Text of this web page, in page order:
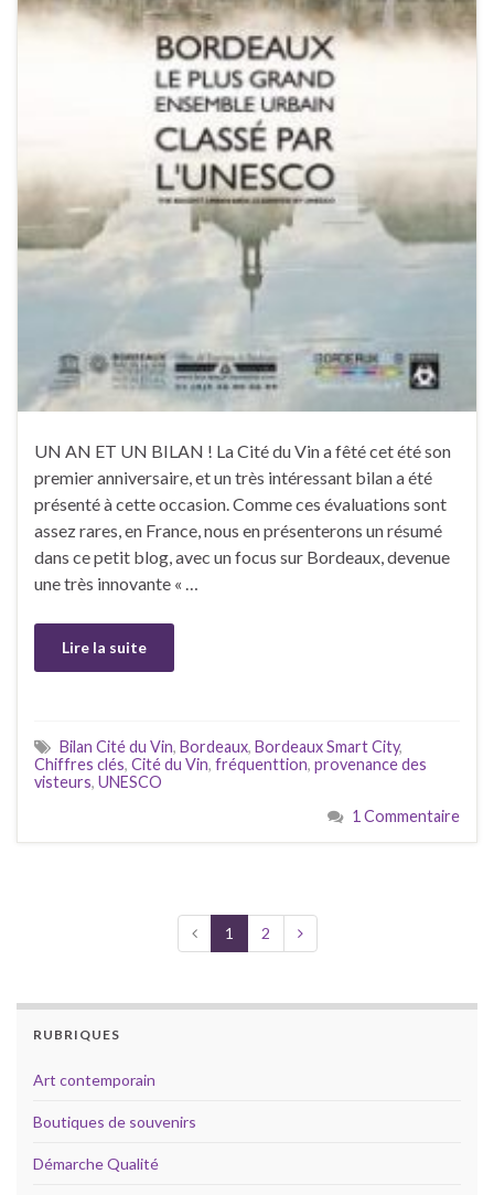
UN AN ET UN BILAN ! La Cité du Vin a fêté cet été son
premier anniversaire, et un très intéressant bilan a été
présenté à cette occasion. Comme ces évaluations sont
assez rares, en France, nous en présenterons un résumé
dans ce petit blog, avec un focus sur Bordeaux, devenue
une très innovante « …
Lire la suite
Bilan Cité du Vin, Bordeaux, Bordeaux Smart City,
Chiffres clés, Cité du Vin, fréquenttion, provenance des
visteurs, UNESCO
1 Commentaire
1 2
RUBRIQUES
Art contemporain
Boutiques de souvenirs
Démarche Qualité